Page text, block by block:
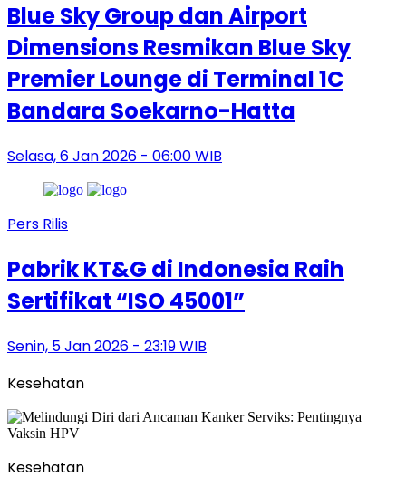
Blue Sky Group dan Airport
Dimensions Resmikan Blue Sky
Premier Lounge di Terminal 1C
Bandara Soekarno-Hatta
Selasa, 6 Jan 2026 - 06:00 WIB
Pers Rilis
Pabrik KT&G di Indonesia Raih
Sertifikat “ISO 45001”
Senin, 5 Jan 2026 - 23:19 WIB
Kesehatan
Kesehatan